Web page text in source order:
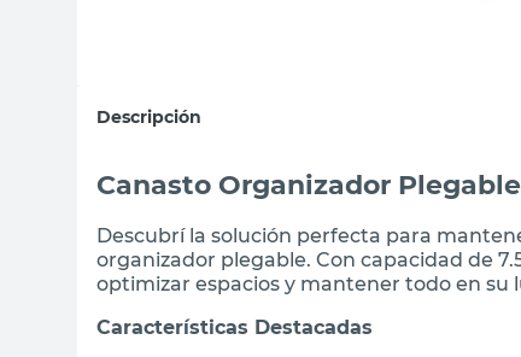
Descripción
Canasto Organizador
Descubrí la solución perfecta para
organizador plegable. Con capacidad de
optimizar espacios y mantener todo en su
Características Destacadas